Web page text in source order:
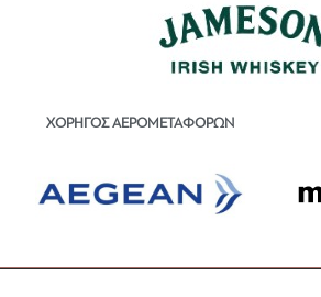
ΧΟΡΗΓΟΣ ΑΕΡΟΜΕΤΑΦΟΡΩΝ